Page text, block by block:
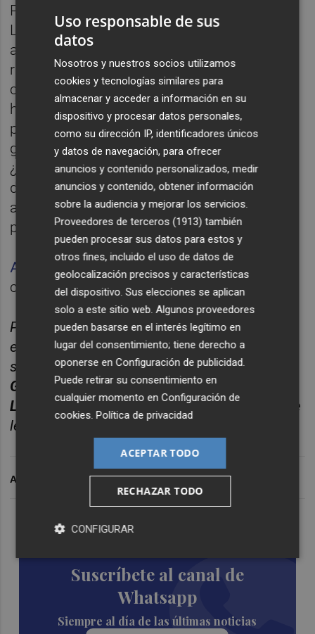
Lo Más Escuchado
Suscríbete al canal de
Whatsapp
Siempre al día de las últimas noticias
Pasamos a la llegada de Benítez, las dos
Ligas y la UEFA conquistadas, aquel
accidente con el frasco de colonia,
rivalidades con otros futbolistas y
compañeros, el ciclo de Juan Soler y el
hundimiento del club, una retirada
precipitada y la vida después del fútbol. Y la
gran pregunta: si se diesen las condiciones,
¿volvería Cañizares al club? Desde el
despacho profesional de Cañizares y con la
asistencia técnica deJosé López. Dirigido y
presentado porPaco Polit.
Aquí
puedes escuchar la primera parte de la
charla.
Puedessuscribirtepara recibir cada nuevo
episodio a través de cualquier plataforma o
servicio de podcast:Ivoox, Apple Podcast,
Google Podcast, Spotify... ¡y no olvides
Like, Compartir y Comentarcada episodio! ¡Te
leemos!
ARCHIVADO EN
Uso responsable de sus
datos
Nosotros y nuestros socios utilizamos
cookies y tecnologías similares para
almacenar y acceder a información en su
dispositivo y procesar datos personales,
como su dirección IP, identificadores únicos
y datos de navegación, para ofrecer
anuncios y contenido personalizados, medir
anuncios y contenido, obtener información
sobre la audiencia y mejorar los servicios.
Proveedores de terceros (1913) también
pueden procesar sus datos para estos y
otros fines, incluido el uso de datos de
geolocalización precisos y características
del dispositivo. Sus elecciones se aplican
solo a este sitio web. Algunos proveedores
pueden basarse en el interés legítimo en
lugar del consentimiento; tiene derecho a
oponerse enConfiguración de publicidad.
Puede retirar su consentimiento en
cualquier momento enConfiguración de
cookies.Política de privacidad
ACEPTAR TODO
RECHAZAR TODO
CONFIGURAR